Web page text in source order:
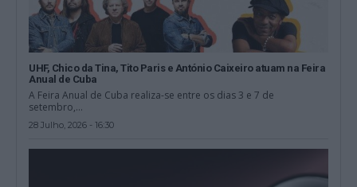
UHF, Chico da Tina, Tito Paris e António Caixeiro atuam na Feira
Anual de Cuba
A Feira Anual de Cuba realiza-se entre os dias 3 e 7 de
setembro,...
28 Julho, 2026 - 16:30